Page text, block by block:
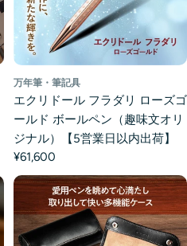
万年筆・筆記具
エクリドール フラダリ ローズゴ
ールド ボールペン（趣味文オリ
ジナル）【5営業日以内出荷】
¥61,600